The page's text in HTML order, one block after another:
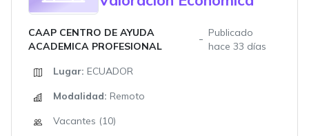
CAAP CENTRO DE AYUDA
ACADEMICA PROFESIONAL
Publicado
hace 33 días
Lugar: ECUADOR
Modalidad: Remoto
Vacantes (10)